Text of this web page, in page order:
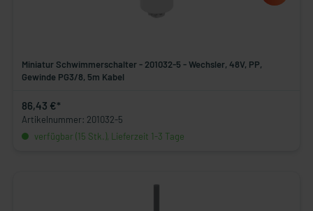
Miniatur Schwimmerschalter - 201032-5 - Wechsler, 48V, PP,
Gewinde PG3/8, 5m Kabel
86,43 €*
Artikelnummer: 201032-5
verfügbar (15 Stk.), Lieferzeit 1-3 Tage